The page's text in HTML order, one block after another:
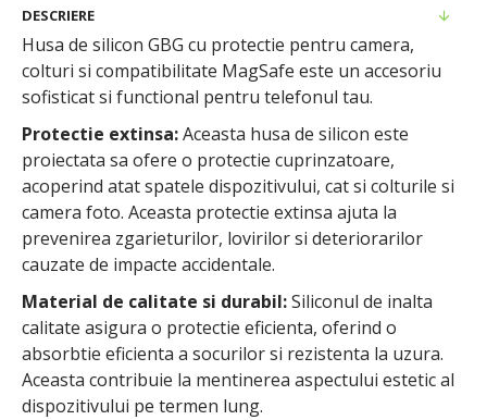
DESCRIERE
Husa de silicon GBG cu protectie pentru camera,
colturi si compatibilitate MagSafe este un accesoriu
sofisticat si functional pentru telefonul tau.
Protectie extinsa:Aceasta husa de silicon este
proiectata sa ofere o protectie cuprinzatoare,
acoperind atat spatele dispozitivului, cat si colturile si
camera foto. Aceasta protectie extinsa ajuta la
prevenirea zgarieturilor, lovirilor si deteriorarilor
cauzate de impacte accidentale.
Material de calitate si durabil:Siliconul de inalta
calitate asigura o protectie eficienta, oferind o
absorbtie eficienta a socurilor si rezistenta la uzura.
Aceasta contribuie la mentinerea aspectului estetic al
dispozitivului pe termen lung.